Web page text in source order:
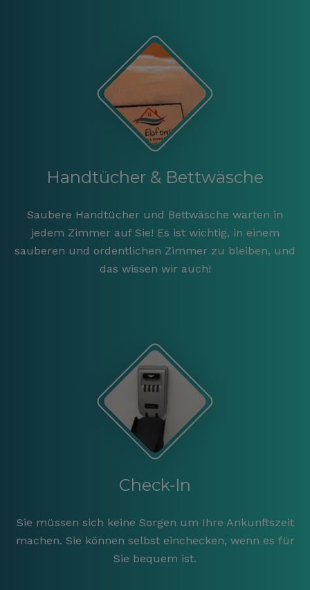
Handtücher & Bettwäsche
Saubere Handtücher und Bettwäsche warten in
jedem Zimmer auf Sie! Es ist wichtig, in einem
sauberen und ordentlichen Zimmer zu bleiben, und
das wissen wir auch!
Check-In
Sie müssen sich keine Sorgen um Ihre Ankunftszeit
machen. Sie können selbst einchecken, wenn es für
Sie bequem ist.